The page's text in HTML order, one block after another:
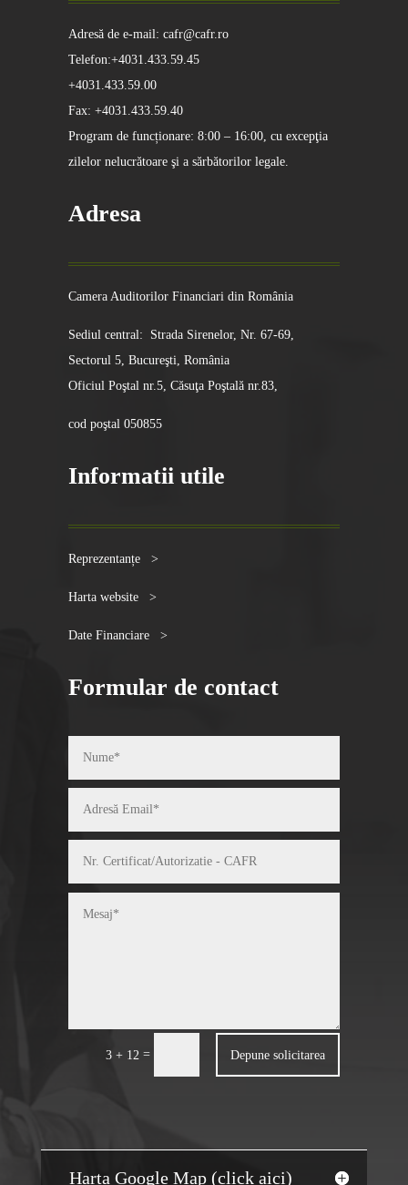
Adresă de e-mail: cafr@cafr.ro
Telefon:+4031.433.59.45
+4031.433.59.00
Fax: +4031.433.59.40
Program de funcționare: 8:00 – 16:00, cu excepţia
zilelor nelucrătoare şi a sărbătorilor legale.
Adresa
Camera Auditorilor Financiari din România
Sediul central: Strada Sirenelor, Nr. 67-69,
Sectorul 5, Bucureşti, România
Oficiul Poştal nr.5, Căsuţa Poştală nr.83,
cod poştal 050855
Informatii utile
Reprezentanțe >
Harta website >
Date Financiare >
Formular de contact
3 + 12 = Depune solicitarea
Harta Google Map (click aici)